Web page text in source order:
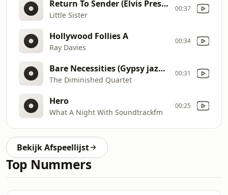
Return To Sender (Elvis Presley)
Little Sister
00:37
Hollywood Follies A
Ray Davies
00:34
Bare Necessities (Gypsy jazz style)
The Diminished Quartet
00:31
Hero
What A Night With Soundtrackfm
00:25
Bekijk Afspeellijst
Top Nummers